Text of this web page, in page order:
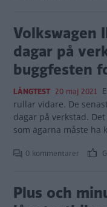
Volkswagen
dagar på
buggfesten
LÅNGTEST 20 maj 2021
rullar vidare. De
dagar på verkstad.
som ägarna måste ha
0 kommentarer
Plus och